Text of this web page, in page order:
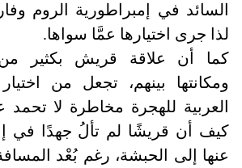
السائد في إمبراطورية الروم
لذا جرى اختيارها عمَّا سواها.
كما أن علاقة قريش بكثير من
ومكانتها بينهم، تجعل من
العربية للهجرة مخاطرة لا تحمد
كيف أن قريشًا لم تألُ جهدًا في
عنها إلى الحبشة، رغم بُعْد المسافة